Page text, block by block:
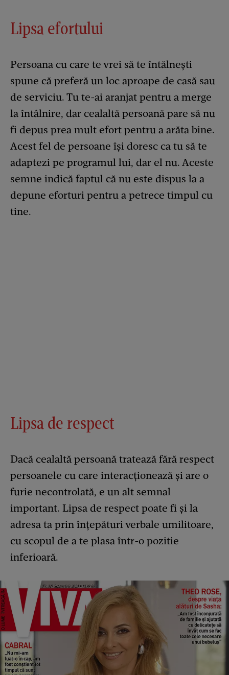
Lipsa efortului
Persoana cu care te vrei să te întălnești
spune că preferă un loc aproape de casă sau
de serviciu. Tu te-ai aranjat pentru a merge
la întâlnire, dar cealaltă persoană pare să nu
fi depus prea mult efort pentru a arăta bine.
Acest fel de persoane își doresc ca tu să te
adaptezi pe programul lui, dar el nu. Aceste
semne indică faptul că nu este dispus la a
depune eforturi pentru a petrece timpul cu
tine.
Lipsa de respect
Dacă cealaltă persoană tratează fără respect
persoanele cu care interacționează și are o
furie necontrolată, e un alt semnal
important. Lipsa de respect poate fi și la
adresa ta prin înțepături verbale umilitoare,
cu scopul de a te plasa într-o pozitie
inferioară.